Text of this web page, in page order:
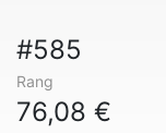
#585
Rang
76,08 €